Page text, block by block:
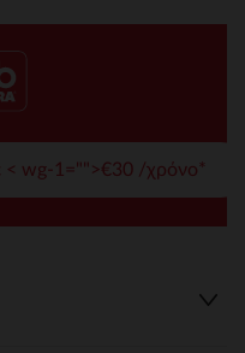
< wg-1="">€30 /χρόνο*